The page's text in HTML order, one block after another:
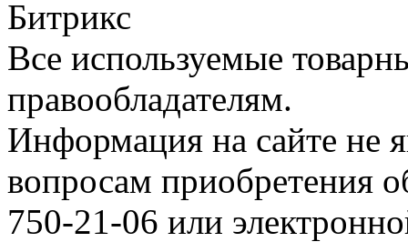
Битрикс
Все используемые
правообладателям.
Информация на сайте не
вопросам приобретения
750-21-06 или